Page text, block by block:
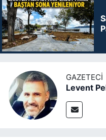
GAZETECI
Levent